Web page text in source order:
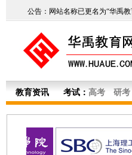
公告：网站名称已更名为“华禹
教育资讯 考试： 高考 研考